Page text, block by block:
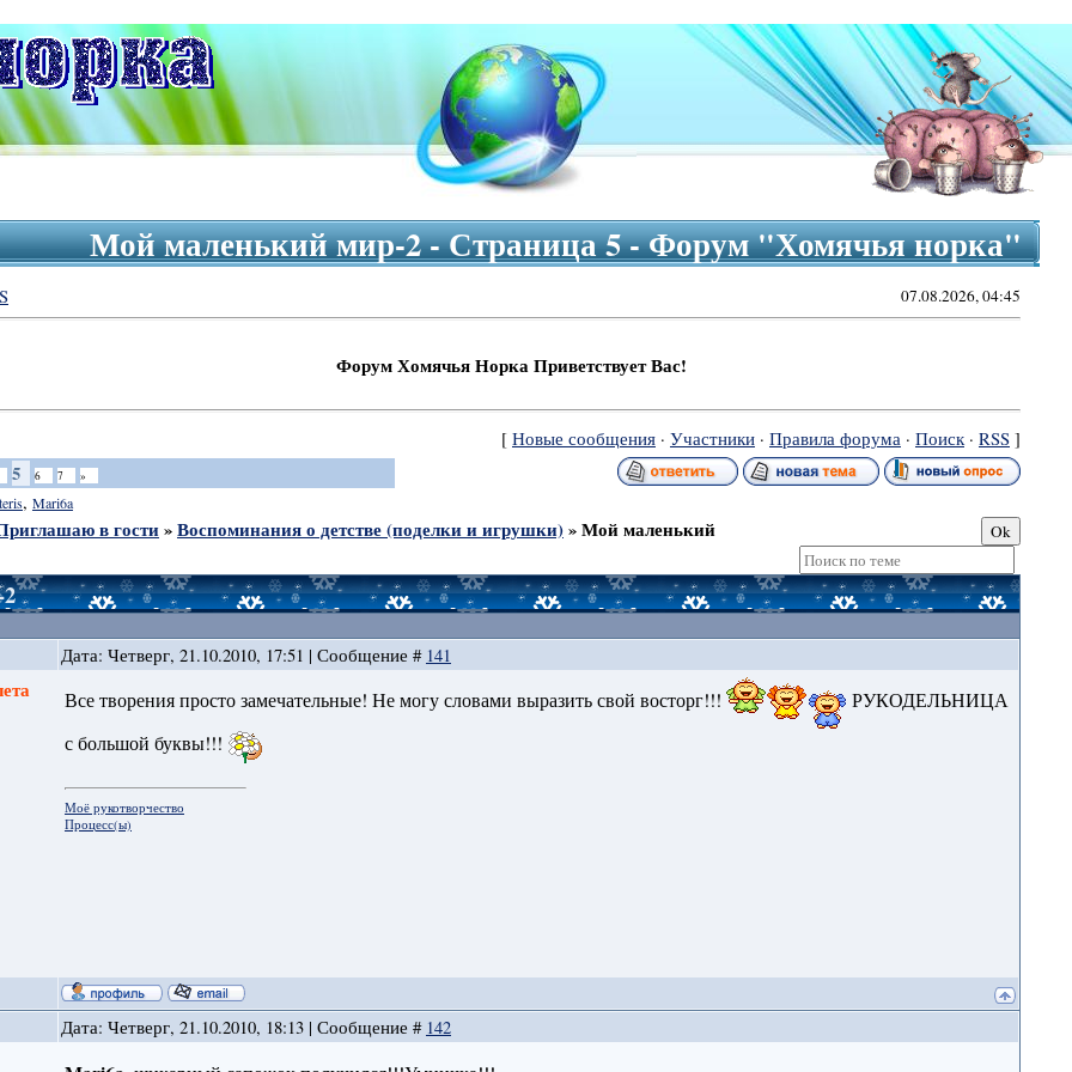
Мой маленький мир-2 - Страница 5 - Форум "Хомячья норка"
07.08.2026, 04:45
Форум Хомячья Норка Приветствует Вас!
[ Новые сообщения· Участники· Правила форума· Поиск· RSS]
5 6 7 »
, Mari6a
в гости»Воспоминания о детстве (поделки и игрушки)»Мой маленький
Дата: Четверг, 21.10.2010, 17:51 | Сообщение # 141
Все творения просто замечательные! Не могу словами выразить свой восторг!!!
РУКОДЕЛЬНИЦА
с большой буквы!!!
Моё рукотворчество
Процесс(ы)
Дата: Четверг, 21.10.2010, 18:13 | Сообщение # 142